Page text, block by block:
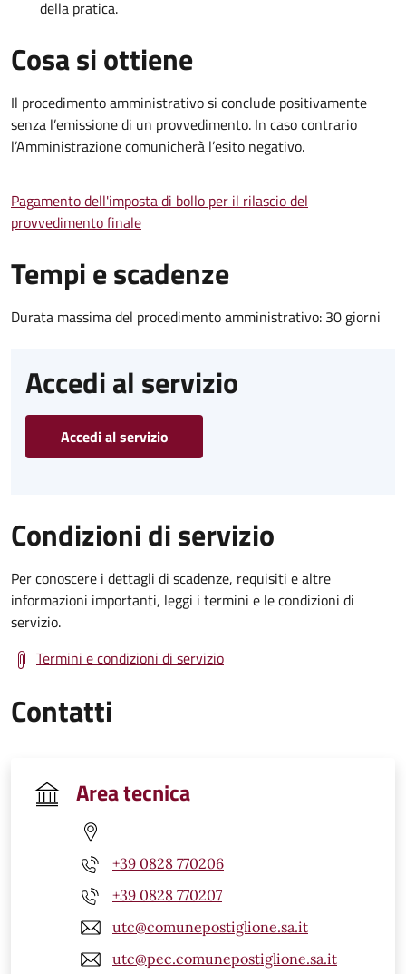
della pratica.
Cosa si ottiene
Il procedimento amministrativo si conclude positivamente
senza l’emissione di un provvedimento. In caso contrario
l’Amministrazione comunicherà l’esito negativo.
Pagamento dell'imposta di bollo per il rilascio del
provvedimento finale
Tempi e scadenze
Durata massima del procedimento amministrativo: 30 giorni
Accedi al servizio
Accedi al servizio
Condizioni di servizio
Per conoscere i dettagli di scadenze, requisiti e altre
informazioni importanti, leggi i termini e le condizioni di
servizio.
Termini e condizioni di servizio
Contatti
Area tecnica
+39 0828 770206
+39 0828 770207
utc@comunepostiglione.sa.it
utc@pec.comunepostiglione.sa.it